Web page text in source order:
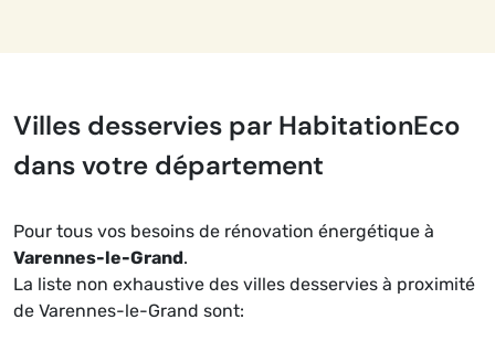
Villes desservies par HabitationEco
dans votre département
Pour tous vos besoins de rénovation énergétique à
Varennes-le-Grand.
La liste non exhaustive des villes desservies à proximité
de Varennes-le-Grand sont: